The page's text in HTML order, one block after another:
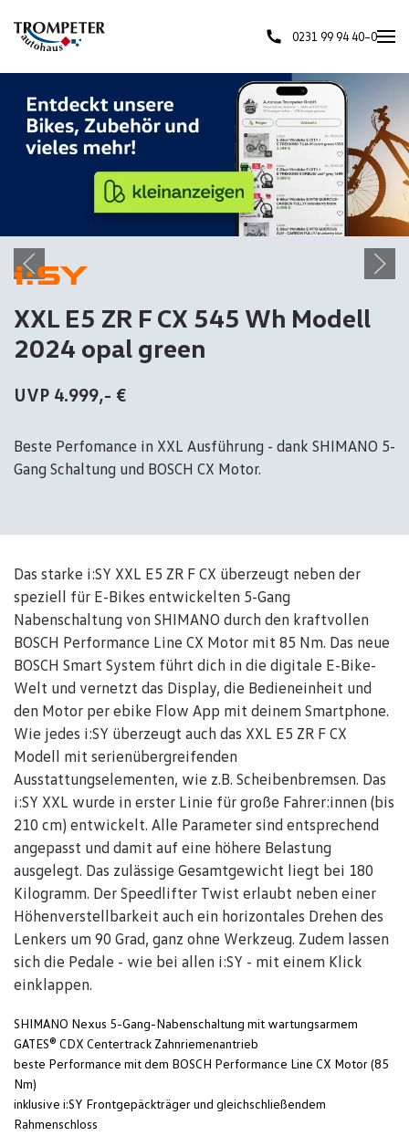
Skip to main content 0231 99 94 40–0
XXL E5 ZR F CX 545 Wh Modell
2024 opal green
UVP 4.999,- €
Beste Perfomance in XXL Ausführung - dank SHIMANO 5-
Gang Schaltung und BOSCH CX Motor.
Das starke i:SY XXL E5 ZR F CX überzeugt neben der
speziell für E-Bikes entwickelten 5-Gang
Nabenschaltung von SHIMANO durch den kraftvollen
BOSCH Performance Line CX Motor mit 85 Nm. Das neue
BOSCH Smart System führt dich in die digitale E-Bike-
Welt und vernetzt das Display, die Bedieneinheit und
den Motor per ebike Flow App mit deinem Smartphone.
Wie jedes i:SY überzeugt auch das XXL E5 ZR F CX
Modell mit serienübergreifenden
Ausstattungselementen, wie z.B. Scheibenbremsen. Das
i:SY XXL wurde in erster Linie für große Fahrer:innen (bis
210 cm) entwickelt. Alle Parameter sind entsprechend
angepasst und damit auf eine höhere Belastung
ausgelegt. Das zulässige Gesamtgewicht liegt bei 180
Kilogramm. Der Speedlifter Twist erlaubt neben einer
Höhenverstellbarkeit auch ein horizontales Drehen des
Lenkers um 90 Grad, ganz ohne Werkzeug. Zudem lassen
sich die Pedale - wie bei allen i:SY - mit einem Klick
einklappen.
SHIMANO Nexus 5-Gang-Nabenschaltung mit wartungsarmem
GATES® CDX Centertrack Zahnriemenantrieb
beste Performance mit dem BOSCH Performance Line CX Motor (85
Nm)
inklusive i:SY Frontgepäckträger und gleichschließendem
Rahmenschloss